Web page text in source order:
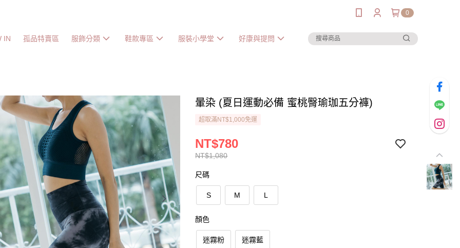
0
IN 孤品特賣區 服飾分類 鞋款專區 服裝小學堂 好康與提問
暈染 (夏日運動必備 蜜桃臀瑜珈五分褲)
超取滿NT$1,000免運
NT$1,080
NT$780
尺碼
S M L
顏色
迷霧粉 迷霧藍